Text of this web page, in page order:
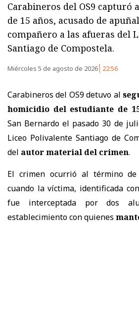
Carabineros del OS9 capturó
de 15 años, acusado de
compañero a las afueras del
Santiago de Compostela.
Miércoles 5 de agosto de 2026 22:56
Carabineros del OS9 detuvo al
homicidio del estudiante de
San Bernardo el pasado 30 de
Liceo Polivalente Santiago de
del autor material del crimen.
El crimen ocurrió al término de
cuando la víctima, identificada con
fue interceptada por dos
establecimiento con quienes